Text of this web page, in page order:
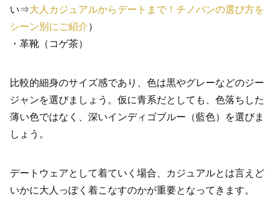
い⇒大人カジュアルからデートまで！チノパンの選び方を
シーン別にご紹介）
・革靴（コゲ茶）
比較的細身のサイズ感であり、色は黒やグレーなどのジー
ジャンを選びましょう。仮に青系だとしても、色落ちした
薄い色ではなく、深いインディゴブルー（藍色）を選びま
しょう。
デートウェアとして着ていく場合、カジュアルとは言えど
いかに大人っぽく着こなすのかが重要となってきます。